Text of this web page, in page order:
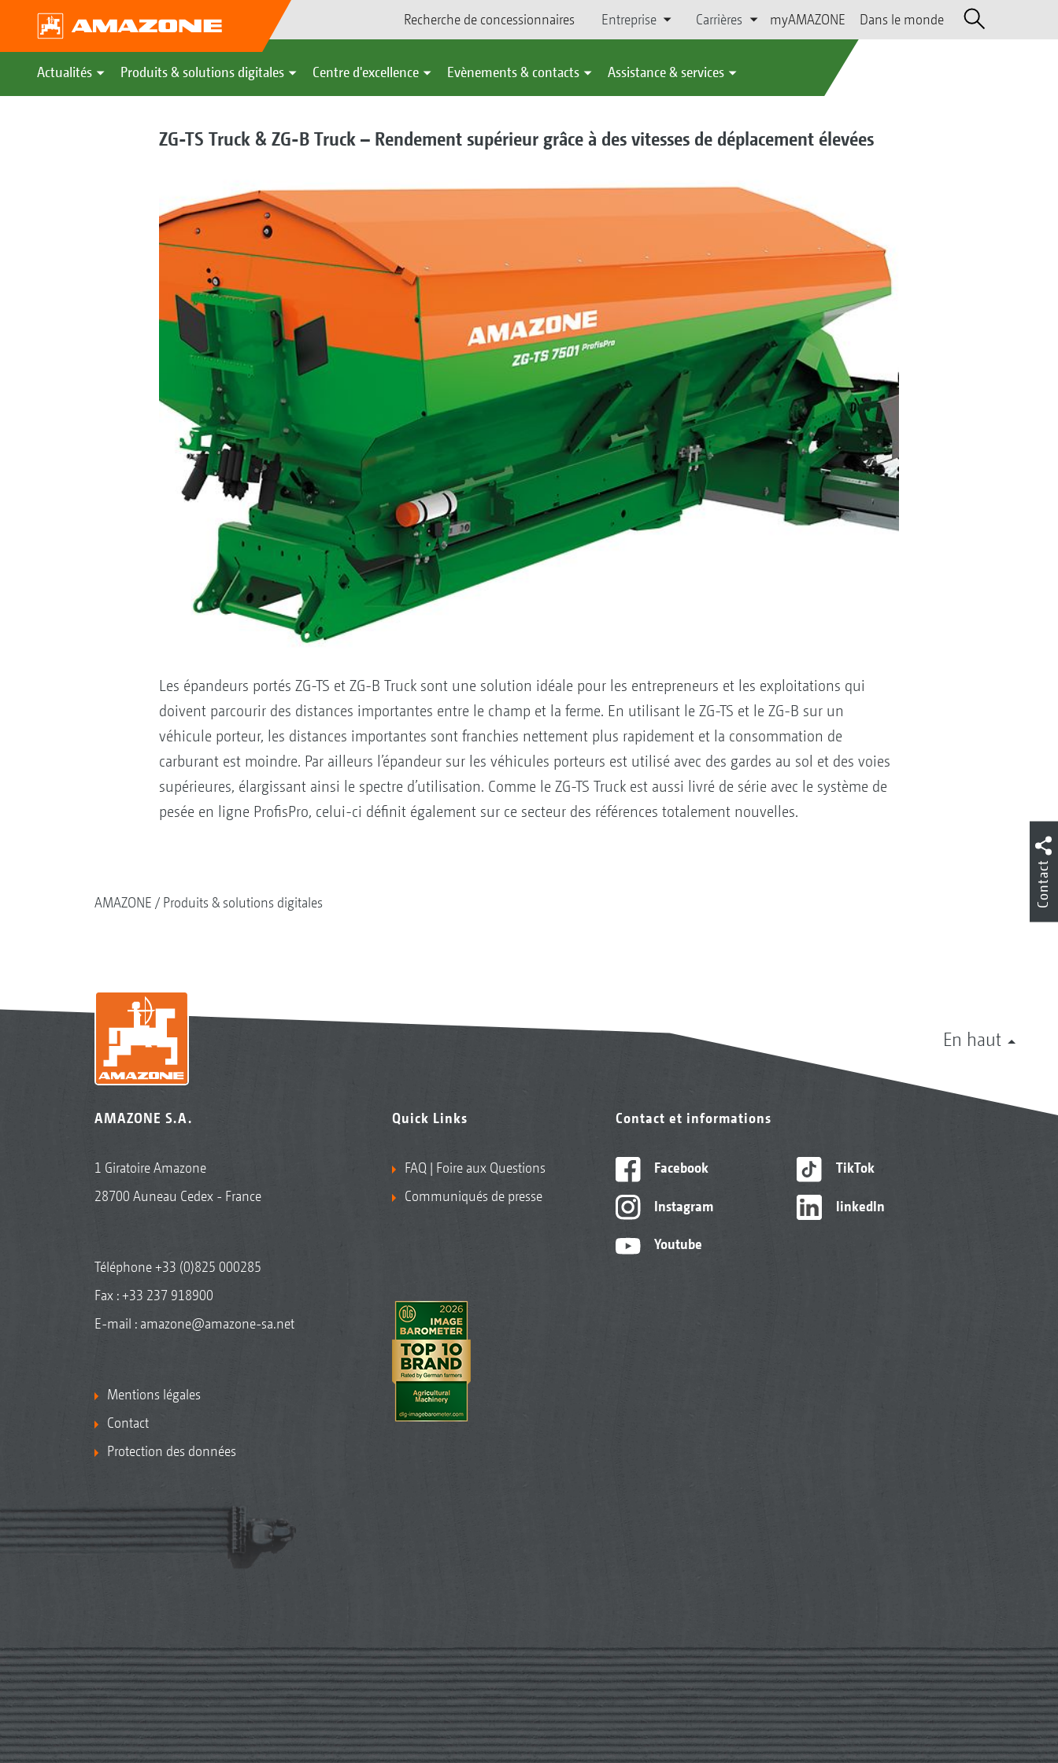
Recherche de concessionnaires Entreprise Carrières myAMAZONE Dans le monde
Actualités Produits & solutions digitales Centre d'excellence Evènements & contacts Assistance & services
ZG-TS Truck & ZG-B Truck – Rendement supérieur grâce à des vitesses de déplacement élevées
Les épandeurs portés ZG-TS et ZG-B Truck sont une solution idéale pour les entrepreneurs et les exploitations qui
doivent parcourir des distances importantes entre le champ et la ferme. En utilisant le ZG-TS et le ZG-B sur un
véhicule porteur, les distances importantes sont franchies nettement plus rapidement et la consommation de
carburant est moindre. Par ailleurs l’épandeur sur les véhicules porteurs est utilisé avec des gardes au sol et des voies
supérieures, élargissant ainsi le spectre d’utilisation. Comme le ZG-TS Truck est aussi livré de série avec le système de
pesée en ligne ProfisPro, celui-ci définit également sur ce secteur des références totalement nouvelles.
AMAZONE Produits & solutions digitales
En haut
AMAZONE S.A.
1 Giratoire Amazone
28700 Auneau Cedex - France
Téléphone+33 (0)825 000285
Fax : +33 237 918900
E-mail : amazone@amazone-sa.net
Mentions légales
Contact
Protection des données
Quick Links
FAQ | Foire aux Questions
Communiqués de presse
Contact et informations
Facebook
Instagram
Youtube
TikTok
linkedIn
Contact